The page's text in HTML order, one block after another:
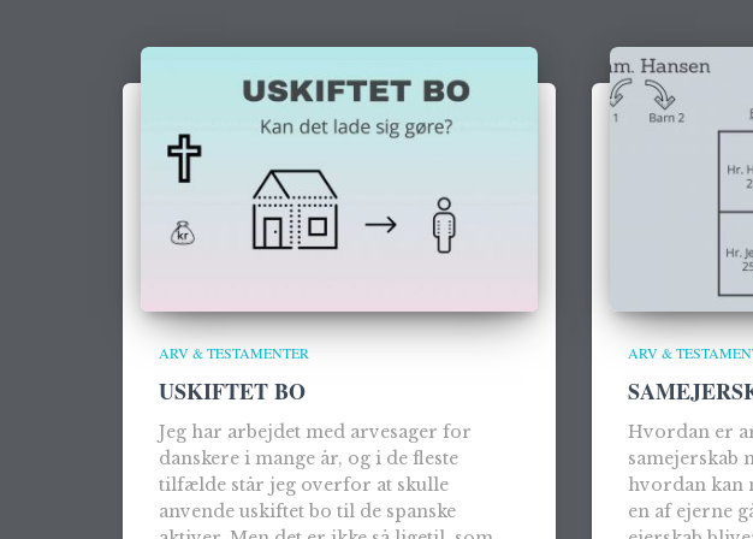
ARV & TESTAMENTER
USKIFTET BO
Jeg har arbejdet med arvesager for
danskere i mange år, og i de fleste
tilfælde står jeg overfor at skulle
anvende uskiftet bo til de spanske
ARV &
Hvordan er
samejerskab
hvordan kan
en af ejerne